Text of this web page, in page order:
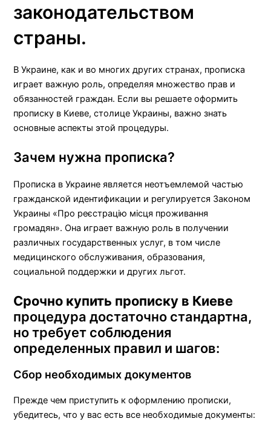
законодательством
страны.
В Украине, как и во многих других странах, прописка
играет важную роль, определяя множество прав и
обязанностей граждан. Если вы решаете оформить
прописку в Киеве, столице Украины, важно знать
основные аспекты этой процедуры.
Зачем нужна прописка?
Прописка в Украине является неотъемлемой частью
гражданской идентификации и регулируется Законом
Украины «Про реєстрацію місця проживання
громадян». Она играет важную роль в получении
различных государственных услуг, в том числе
медицинского обслуживания, образования,
социальной поддержки и других льгот.
Срочно купить прописку в Киеве
процедура достаточно стандартна,
но требует соблюдения
определенных правил и шагов:
Сбор необходимых документов
Прежде чем приступить к оформлению прописки,
убедитесь, что у вас есть все необходимые документы: